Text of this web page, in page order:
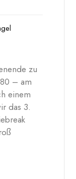
zu
– am
einem
das 3.